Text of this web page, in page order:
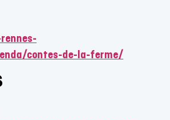
contes-de-la-ferme/